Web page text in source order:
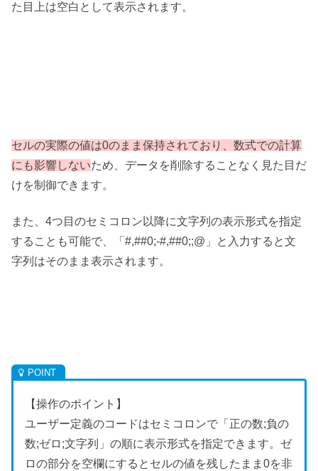
た目上は空白として表示されます。
セルの実際の値は0のまま保持されており、数式での計算
にも影響しないため、データを削除することなく見た目だ
けを制御できます。
また、4つ目のセミコロン以降に文字列の表示形式を指定
することも可能で、「#,##0;-#,##0;;@」と入力すると文
字列はそのまま表示されます。
【操作のポイント】
ユーザー定義のコードはセミコロンで「正の数;負の
数;ゼロ;文字列」の順に表示形式を指定できます。ゼ
ロの部分を空欄にするとセルの値を残したまま0を非